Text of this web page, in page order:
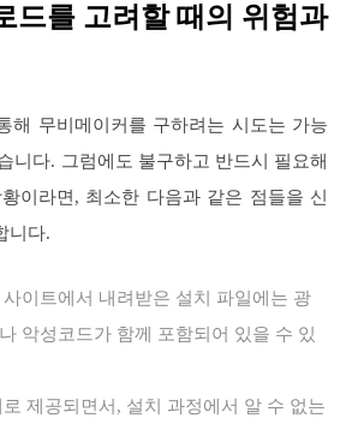
드를 고려할 때의 위험과
해 무비메이커를 구하려는 시도는 가능
니다. 그럼에도 불구하고 반드시 필요해
이라면, 최소한 다음과 같은 점들을 신
니다.
이트에서 내려받은 설치 파일에는 광
악성코드가 함께 포함되어 있을 수 있
제공되면서, 설치 과정에서 알 수 없는